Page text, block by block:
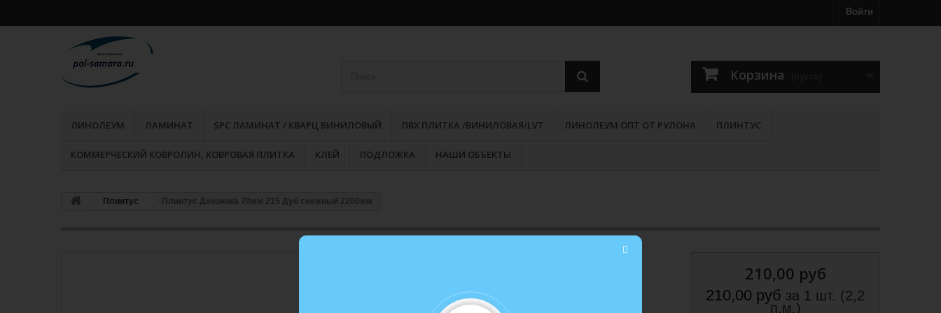
Войти
Корзина
ЛИНОЛЕУМ ЛАМИНАТ SPC ЛАМИНАТ / КВАРЦ ВИНИЛОВЫЙ ПВХ ПЛИТКА /ВИНИЛОВАЯ/LVT ЛИНОЛЕУМ ОПТ ОТ РУЛОНА ПЛИНТУС
КОММЕРЧЕСКИЙ КОВРОЛИН, КОВРОВАЯ ПЛИТКА КЛЕЙ ПОДЛОЖКА НАШИ ОБЪЕКТЫ
Плинтус Плинтус Деконика 70мм 215 Дуб снежный 2200мм
снежный 2200мм
210,00 руб
210,00 руб за 1 шт. (2,2
п.м.)